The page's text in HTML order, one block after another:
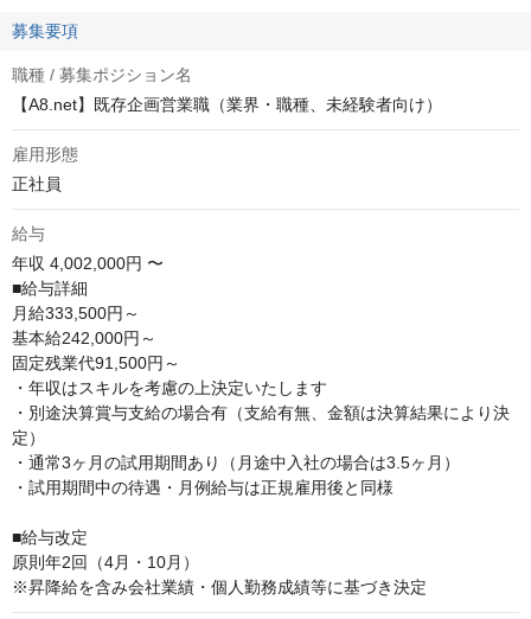
募集要項
職種 / 募集ポジション名
【A8.net】既存企画営業職（業界・職種、未経験者向け）
雇用形態
正社員
給与
年収 4,002,000円 〜
■給与詳細
月給333,500円～
基本給242,000円～
固定残業代91,500円～
・年収はスキルを考慮の上決定いたします
・別途決算賞与支給の場合有（支給有無、金額は決算結果により決
定）
・通常3ヶ月の試用期間あり（月途中入社の場合は3.5ヶ月）
・試用期間中の待遇・月例給与は正規雇用後と同様
■給与改定
原則年2回（4月・10月）
※昇降給を含み会社業績・個人勤務成績等に基づき決定